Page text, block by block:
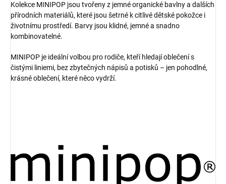
Kolekce MINIPOP jsou tvořeny z jemné organické bavlny a dalších
přírodních materiálů, které jsou šetrné k citlivé dětské pokožce i
životnímu prostředí. Barvy jsou klidné, jemné a snadno
kombinovatelné.
MINIPOP je ideální volbou pro rodiče, kteří hledají oblečení s
čistými liniemi, bez zbytečných nápisů a potisků – jen pohodlné,
krásné oblečení, které něco vydrží.